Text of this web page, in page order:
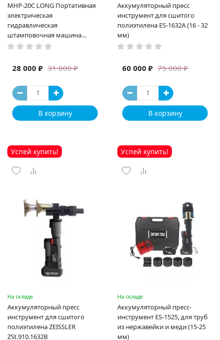
MHP-20C LONG Портативная
электрическая
гидравлическая
штамповочная машина
высокая мощность и мощный
машина
31 000 ₽
28 000 ₽
В корзину
Аккумуляторный пресс
инструмент для сшитого
полиэтилена ES-1632A (16 - 32
мм)
75 000 ₽
60 000 ₽
В корзину
Успей купить!
На складе
Аккумуляторный пресс
инструмент для сшитого
полиэтилена ZEISSLER
ZSt.910.1632B
Успей купить!
На складе
Аккумуляторный пресс-
инструмент ES-1525, для труб
из нержавейки и меди (15-25
мм)